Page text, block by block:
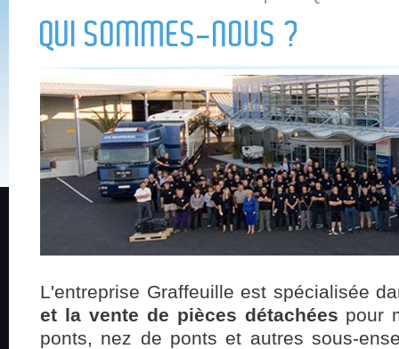
QUI SOMMES-NOUS ?
L'entreprise Graffeuille est spécialisée
et la vente de pièces détachées pour
ponts, nez de ponts et autres sous-